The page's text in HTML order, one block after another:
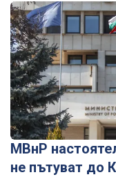
МВнР
не пътуват до